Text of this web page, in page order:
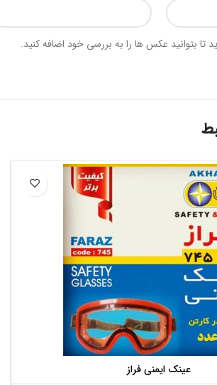
تا بتوانید عکس ها را به بررسی خود اضافه کنید.
عینک ایمنی فراز